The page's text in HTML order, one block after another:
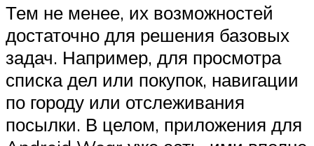
Тем не менее, их возможностей
достаточно для решения базовых
задач. Например, для просмотра
списка дел или покупок, навигации
по городу или отслеживания
посылки. В целом, приложения для